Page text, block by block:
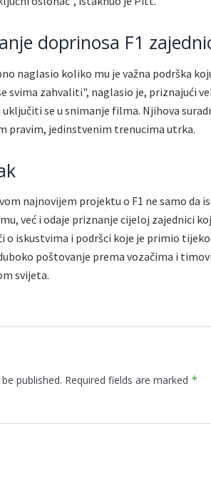
doprinosa F1
naglasio koliko mu je važna podrška
svima zahvaliti", naglasio je, priznajući
se u snimanje filma. Njihova
pravim, jedinstvenim trenucima utrka.
najnovijem projektu o F1 ne samo da
već i odaje priznanje cijeloj zajednici
o iskustvima i podršci koje je primio
poštovanje prema vozačima i
svijeta.
published. Required fields are marked *